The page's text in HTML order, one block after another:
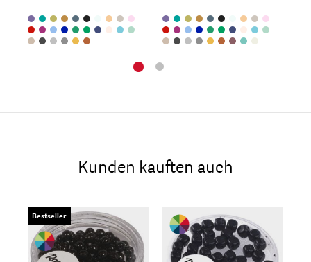
Kunden kauften auch
Bestseller